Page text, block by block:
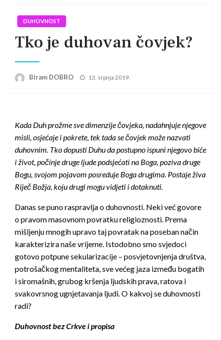
DUHOVNOST
Tko je duhovan čovjek?
Biram DOBRO
Posted
13. srpnja 2019.
Kada Duh prožme sve dimenzije čovjeka, nadahnjuje njegove
misli, osjećaje i pokrete, tek tada se čovjek može nazvati
duhovnim. Tko dopusti Duhu da postupno ispuni njegovo biće
i život, počinje druge ljude podsjećati na Boga, poziva druge
Bogu, svojom pojavom posreduje Boga drugima. Postaje živa
Riječ Božja, koju drugi mogu vidjeti i dotaknuti.
Danas se puno raspravlja o duhovnosti. Neki već govore
o pravom masovnom povratku religioznosti. Prema
mišljenju mnogih upravo taj povratak na poseban način
karakterizira naše vrijeme. Istodobno smo svjedoci
gotovo potpune sekularizacije – posvjetovnjenja društva,
potrošačkog mentaliteta, sve većeg jaza između bogatih
i siromašnih, grubog kršenja ljudskih prava, ratova i
svakovrsnog ugnjetavanja ljudi. O kakvoj se duhovnosti
radi?
Duhovnost bez Crkve i propisa